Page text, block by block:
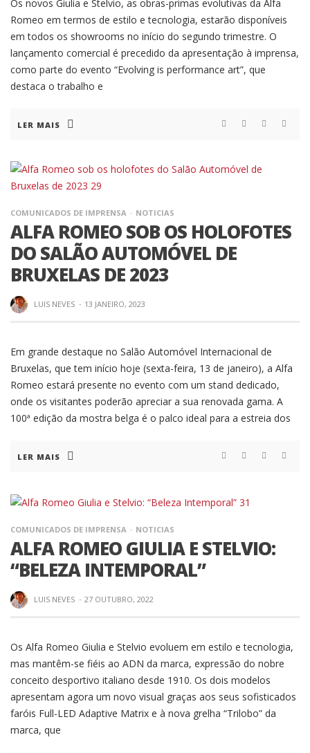
Os novos Giulia e Stelvio, as obras-primas evolutivas da Alfa
Romeo em termos de estilo e tecnologia, estarão disponíveis
em todos os showrooms no início do segundo trimestre. O
lançamento comercial é precedido da apresentação à imprensa,
como parte do evento “Evolving is performance art”, que
destaca o trabalho e
LER MAIS
COMUNICADOS DE IMPRENSA NOTICIAS
ALFA ROMEO SOB OS HOLOFOTES
DO SALÃO AUTOMÓVEL DE
BRUXELAS DE 2023
LUIS NEVES · 13 JANEIRO, 2023
Em grande destaque no Salão Automóvel Internacional de
Bruxelas, que tem início hoje (sexta-feira, 13 de janeiro), a Alfa
Romeo estará presente no evento com um stand dedicado,
onde os visitantes poderão apreciar a sua renovada gama. A
100ª edição da mostra belga é o palco ideal para a estreia dos
LER MAIS
COMUNICADOS DE IMPRENSA NOTICIAS
ALFA ROMEO GIULIA E STELVIO:
“BELEZA INTEMPORAL”
LUIS NEVES · 27 OUTUBRO, 2022
Os Alfa Romeo Giulia e Stelvio evoluem em estilo e tecnologia,
mas mantêm-se fiéis ao ADN da marca, expressão do nobre
conceito desportivo italiano desde 1910. Os dois modelos
apresentam agora um novo visual graças aos seus sofisticados
faróis Full-LED Adaptive Matrix e à nova grelha “Trilobo” da
marca, que